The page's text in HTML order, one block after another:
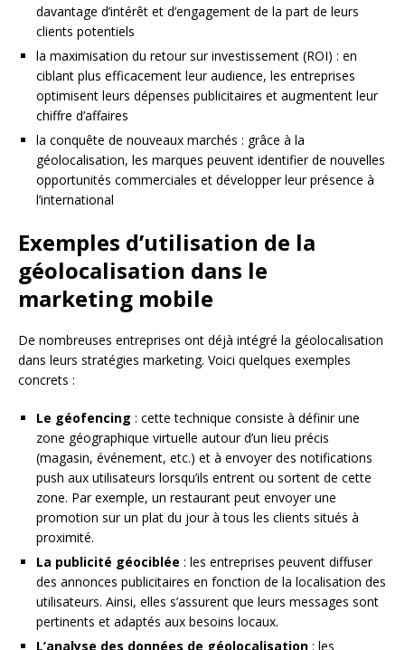
davantage d’intérêt et d’engagement de la part de leurs
clients potentiels
la maximisation du retour sur investissement (ROI) : en
ciblant plus efficacement leur audience, les entreprises
optimisent leurs dépenses publicitaires et augmentent leur
chiffre d’affaires
la conquête de nouveaux marchés : grâce à la
géolocalisation, les marques peuvent identifier de nouvelles
opportunités commerciales et développer leur présence à
l’international
Exemples d’utilisation de la
géolocalisation dans le
marketing mobile
De nombreuses entreprises ont déjà intégré la géolocalisation
dans leurs stratégies marketing. Voici quelques exemples
concrets :
Le géofencing : cette technique consiste à définir une
zone géographique virtuelle autour d’un lieu précis
(magasin, événement, etc.) et à envoyer des notifications
push aux utilisateurs lorsqu’ils entrent ou sortent de cette
zone. Par exemple, un restaurant peut envoyer une
promotion sur un plat du jour à tous les clients situés à
proximité.
La publicité géociblée : les entreprises peuvent diffuser
des annonces publicitaires en fonction de la localisation des
utilisateurs. Ainsi, elles s’assurent que leurs messages sont
pertinents et adaptés aux besoins locaux.
L’analyse des données de géolocalisation : les